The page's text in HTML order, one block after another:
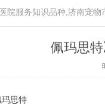
院服务知识品种,济南宠物
佩玛思
玛思特